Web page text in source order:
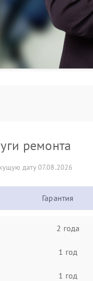
ремонта
дату 07.08.2026
Гарантия
2 года
1 год
1 год